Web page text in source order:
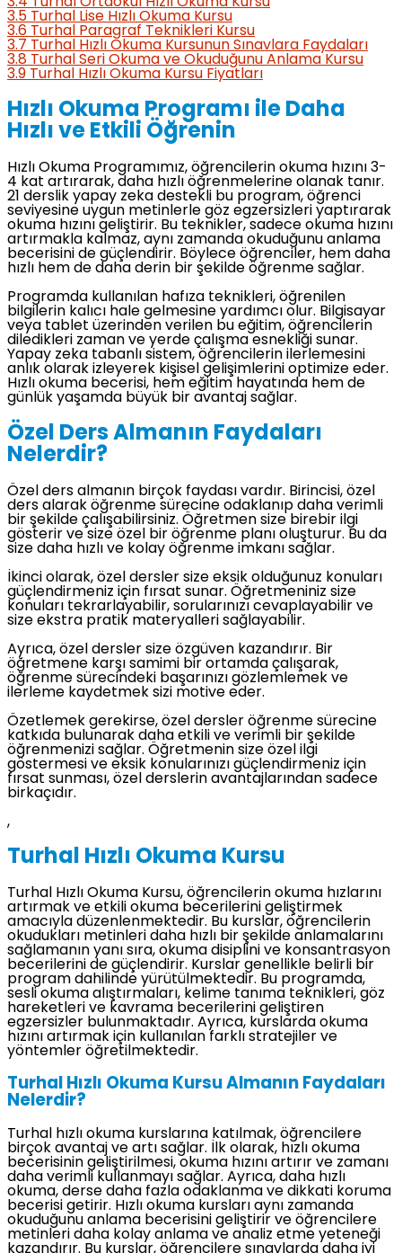
3.5 Turhal Lise Hızlı Okuma Kursu
3.6 Turhal Paragraf Teknikleri Kursu
3.7 Turhal Hızlı Okuma Kursunun Sınavlara Faydaları
3.8 Turhal Seri Okuma ve Okuduğunu Anlama Kursu
3.9 Turhal Hızlı Okuma Kursu Fiyatları
Hızlı Okuma Programı ile Daha
Hızlı ve Etkili Öğrenin
Hızlı Okuma Programımız, öğrencilerin okuma hızını 3-
4 kat artırarak, daha hızlı öğrenmelerine olanak tanır.
21 derslik yapay zeka destekli bu program, öğrenci
seviyesine uygun metinlerle göz egzersizleri yaptırarak
okuma hızını geliştirir. Bu teknikler, sadece okuma hızını
artırmakla kalmaz, aynı zamanda okuduğunu anlama
becerisini de güçlendirir. Böylece öğrenciler, hem daha
hızlı hem de daha derin bir şekilde öğrenme sağlar.
Programda kullanılan hafıza teknikleri, öğrenilen
bilgilerin kalıcı hale gelmesine yardımcı olur. Bilgisayar
veya tablet üzerinden verilen bu eğitim, öğrencilerin
diledikleri zaman ve yerde çalışma esnekliği sunar.
Yapay zeka tabanlı sistem, öğrencilerin ilerlemesini
anlık olarak izleyerek kişisel gelişimlerini optimize eder.
Hızlı okuma becerisi, hem eğitim hayatında hem de
günlük yaşamda büyük bir avantaj sağlar.
Özel Ders Almanın Faydaları
Nelerdir?
Özel ders almanın birçok faydası vardır. Birincisi, özel
ders alarak öğrenme sürecine odaklanıp daha verimli
bir şekilde çalışabilirsiniz. Öğretmen size birebir ilgi
gösterir ve size özel bir öğrenme planı oluşturur. Bu da
size daha hızlı ve kolay öğrenme imkanı sağlar.
İkinci olarak, özel dersler size eksik olduğunuz konuları
güçlendirmeniz için fırsat sunar. Öğretmeniniz size
konuları tekrarlayabilir, sorularınızı cevaplayabilir ve
size ekstra pratik materyalleri sağlayabilir.
Ayrıca, özel dersler size özgüven kazandırır. Bir
öğretmene karşı samimi bir ortamda çalışarak,
öğrenme sürecindeki başarınızı gözlemlemek ve
ilerleme kaydetmek sizi motive eder.
Özetlemek gerekirse, özel dersler öğrenme sürecine
katkıda bulunarak daha etkili ve verimli bir şekilde
öğrenmenizi sağlar. Öğretmenin size özel ilgi
göstermesi ve eksik konularınızı güçlendirmeniz için
fırsat sunması, özel derslerin avantajlarından sadece
birkaçıdır.
,
Turhal Hızlı Okuma Kursu
Turhal Hızlı Okuma Kursu, öğrencilerin okuma hızlarını
artırmak ve etkili okuma becerilerini geliştirmek
amacıyla düzenlenmektedir. Bu kurslar, öğrencilerin
okudukları metinleri daha hızlı bir şekilde anlamalarını
sağlamanın yanı sıra, okuma disiplini ve konsantrasyon
becerilerini de güçlendirir. Kurslar genellikle belirli bir
program dahilinde yürütülmektedir. Bu programda,
sesli okuma alıştırmaları, kelime tanıma teknikleri, göz
hareketleri ve kavrama becerilerini geliştiren
egzersizler bulunmaktadır. Ayrıca, kurslarda okuma
hızını artırmak için kullanılan farklı stratejiler ve
yöntemler öğretilmektedir.
Turhal Hızlı Okuma Kursu Almanın Faydaları
Nelerdir?
Turhal hızlı okuma kurslarına katılmak, öğrencilere
birçok avantaj ve artı sağlar. İlk olarak, hızlı okuma
becerisinin geliştirilmesi, okuma hızını artırır ve zamanı
daha verimli kullanmayı sağlar. Ayrıca, daha hızlı
okuma, derse daha fazla odaklanma ve dikkati koruma
becerisi getirir. Hızlı okuma kursları aynı zamanda
okuduğunu anlama becerisini geliştirir ve öğrencilere
metinleri daha kolay anlama ve analiz etme yeteneği
kazandırır. Bu kurslar, öğrencilere sınavlarda daha iyi